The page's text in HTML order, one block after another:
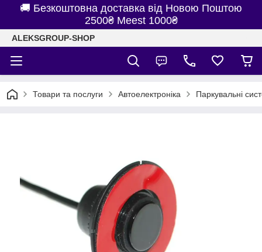
🚚 Безкоштовна доставка від Новою Поштою
2500₴ Meest 1000₴
ALEKSGROUP-SHOP
Товари та послуги Автоелектроніка Паркувальні